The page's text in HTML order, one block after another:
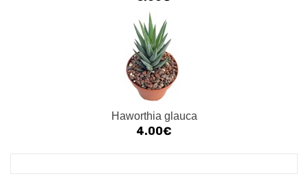
Haworthia glauca
4.00€